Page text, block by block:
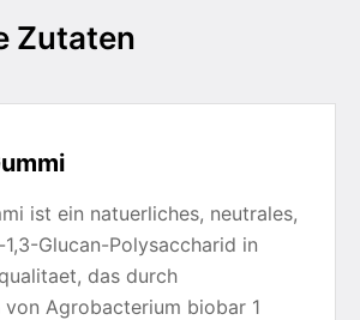
Zutaten
ist ein natuerliches, neutrales,
Glucan-Polysaccharid in
das durch
von Agrobacterium biobar 1